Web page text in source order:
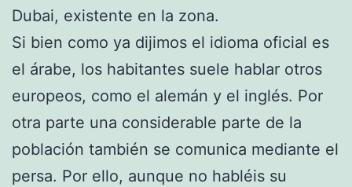
Dubai, existente en la zona.
Si bien como ya dijimos el idioma oficial es
el árabe, los habitantes suele hablar otros
europeos, como el alemán y el inglés. Por
otra parte una considerable parte de la
población también se comunica mediante el
persa. Por ello, aunque no habléis su